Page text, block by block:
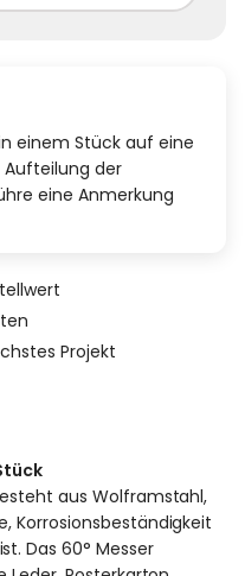
einem Stück auf eine
Aufteilung der
eine Anmerkung
Projekt
aus Wolframstahl,
Korrosionsbeständigkeit
Das 60° Messer